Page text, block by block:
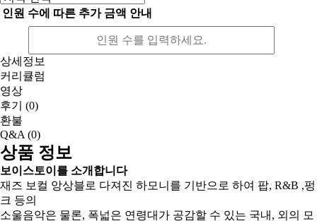
인원 수에 따른 추가 금액 안내
상세정보
커리큘럼
영상
후기 (0)
환불
Q&A (0)
상품 정보
보이스토이를 소개합니다
재즈 보컬 앙상블로 다져진 하모니를 기반으로 하여 팝, R&B ,펑
크 등의
소울음악은 물론, 폭넓은 연령대가 공감할 수 있는 국내, 외의 모